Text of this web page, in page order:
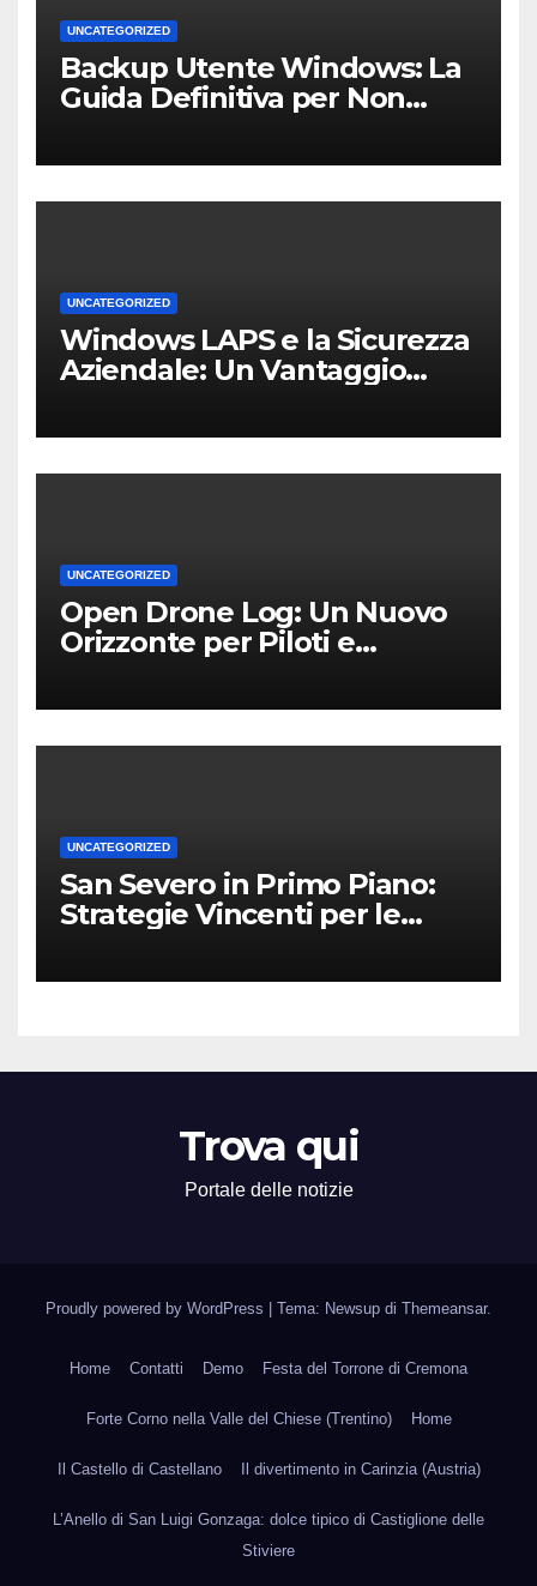
UNCATEGORIZED
Backup Utente Windows: La
Guida Definitiva per Non
Casa o dell’Ufficio
UNCATEGORIZED
Windows LAPS e la Sicurezza
Aziendale: Un Vantaggio
UNCATEGORIZED
Open Drone Log: Un Nuovo
Orizzonte per Piloti e
UNCATEGORIZED
San Severo in Primo Piano:
Strategie Vincenti per le
Territorio
Trova qui
Portale delle notizie
Proudly powered by WordPress Tema: Newsup di Themeansar.
Home Contatti Demo Festa del Torrone di Cremona
Forte Corno nella Valle del Chiese (Trentino) Home
Il Castello di Castellano Il divertimento in Carinzia (Austria)
L’Anello di San Luigi Gonzaga: dolce tipico di Castiglione delle
Stiviere